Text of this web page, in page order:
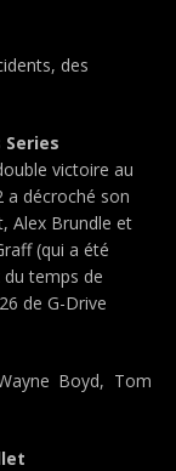
des
victoire au
a décroché son
Alex Brundle et
(qui a été
temps de
de G-Drive
Boyd, Tom